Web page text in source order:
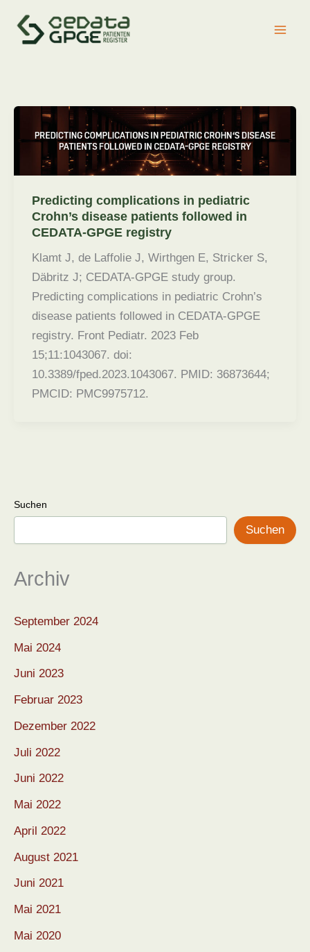
Inhalt
springen
Predicting complications in pediatric
Crohn’s disease patients followed in
CEDATA-GPGE registry
Klamt J, de Laffolie J, Wirthgen E, Stricker S,
Däbritz J; CEDATA-GPGE study group.
Predicting complications in pediatric Crohn’s
disease patients followed in CEDATA-GPGE
registry. Front Pediatr. 2023 Feb
15;11:1043067. doi:
10.3389/fped.2023.1043067. PMID: 36873644;
PMCID: PMC9975712.
Suchen
Suchen
Archiv
September 2024
Mai 2024
Juni 2023
Februar 2023
Dezember 2022
Juli 2022
Juni 2022
Mai 2022
April 2022
August 2021
Juni 2021
Mai 2021
Mai 2020